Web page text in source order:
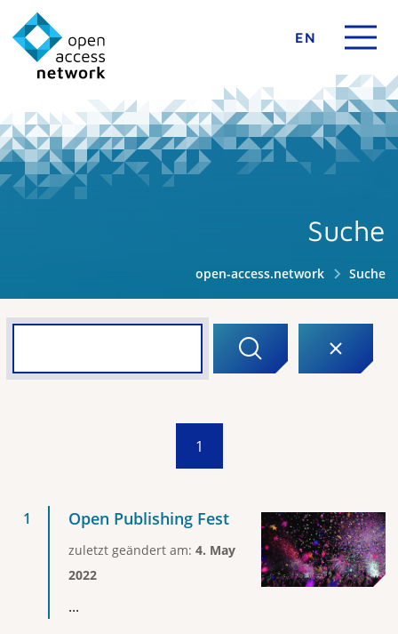
EN
Suche
open-access.network Suche
1
Open Publishing Fest
zuletzt geändert am: 4. May
2022
...